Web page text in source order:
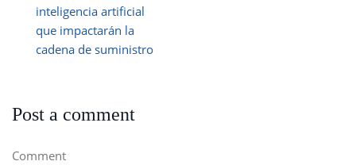
inteligencia artificial
que impactarán la
cadena de suministro
Post a comment
Comment